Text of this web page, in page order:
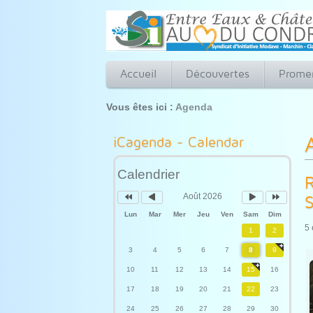
Accueil Découvertes
Vous êtes ici : Agenda
iCagenda - Calendar
Calendrier
Août 2026
Lun Mar Mer Jeu Ven Sam Dim
1 2
3 4 5 6 7 8 9
10 11 12 13 14 15 16
17 18 19 20 21 22 23
24 25 26 27 28 29 30
5